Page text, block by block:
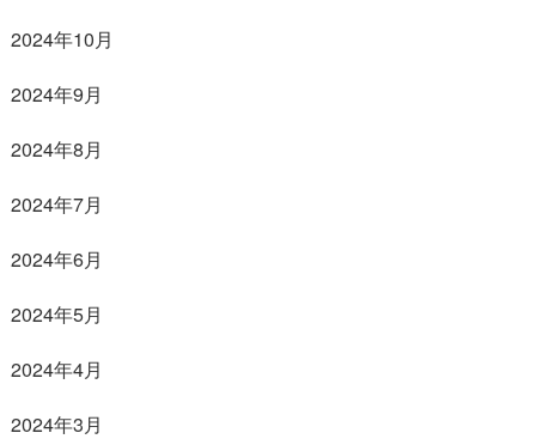
2024年10月
2024年9月
2024年8月
2024年7月
2024年6月
2024年5月
2024年4月
2024年3月